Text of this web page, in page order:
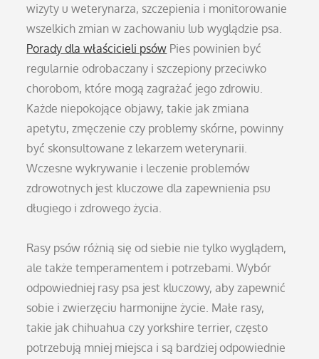
wizyty u weterynarza, szczepienia i monitorowanie
wszelkich zmian w zachowaniu lub wyglądzie psa.
Porady dla właścicieli psów Pies powinien być
regularnie odrobaczany i szczepiony przeciwko
chorobom, które mogą zagrażać jego zdrowiu.
Każde niepokojące objawy, takie jak zmiana
apetytu, zmęczenie czy problemy skórne, powinny
być skonsultowane z lekarzem weterynarii.
Wczesne wykrywanie i leczenie problemów
zdrowotnych jest kluczowe dla zapewnienia psu
długiego i zdrowego życia.
Rasy psów różnią się od siebie nie tylko wyglądem,
ale także temperamentem i potrzebami. Wybór
odpowiedniej rasy psa jest kluczowy, aby zapewnić
sobie i zwierzęciu harmonijne życie. Małe rasy,
takie jak chihuahua czy yorkshire terrier, często
potrzebują mniej miejsca i są bardziej odpowiednie